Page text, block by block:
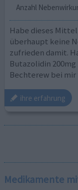
Anzahl
Habe dieses
überhaupt keine
zufrieden damit.
Butazolidin
Bechterew bei
ihre erfahrung
Medikamente